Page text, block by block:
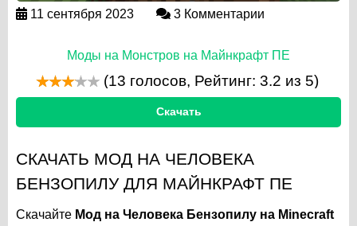
11 сентября 2023 3 Комментарии
Моды на Монстров на Майнкрафт ПЕ
(13 голосов, Рейтинг: 3.2 из 5)
Скачать
СКАЧАТЬ МОД НА ЧЕЛОВЕКА
БЕНЗОПИЛУ ДЛЯ МАЙНКРАФТ ПЕ
Скачайте Мод на Человека Бензопилу на Minecraft